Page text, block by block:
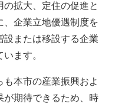
拡大、定住の促進と
、企業立地優遇制度を
設または移設する企業
ます。
本市の産業振興およ
が期待できるため、時